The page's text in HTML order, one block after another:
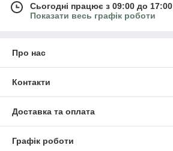
Сьогодні працює з 09:00 до 17:00
Показати весь графік роботи
Про нас
Контакти
Доставка та оплата
Графік роботи